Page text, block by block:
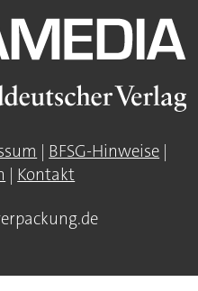
| BFSG-Hinweise |
| Kontakt